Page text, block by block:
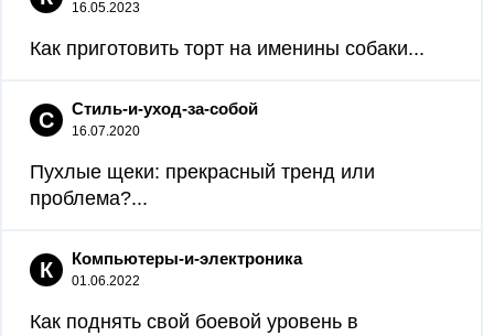
16.05.2023
Как приготовить торт на именины собаки...
С Стиль-и-уход-за-собой
16.07.2020
Пухлые щеки: прекрасный тренд или
проблема?...
К Компьютеры-и-электроника
01.06.2022
Как поднять свой боевой уровень в